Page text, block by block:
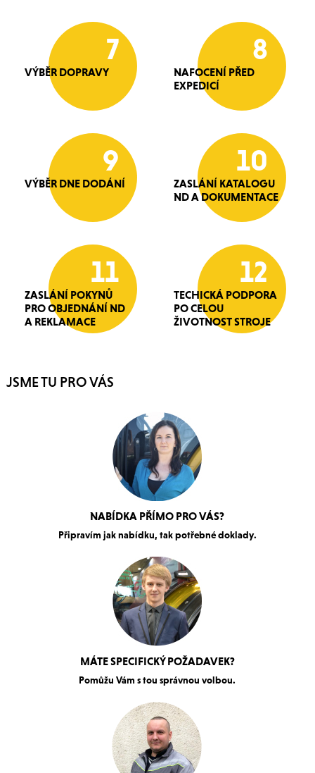
7
VÝBĚR DOPRAVY
8
NAFOCENÍ PŘED
EXPEDICÍ
9
VÝBĚR DNE DODÁNÍ
10
ZASLÁNÍ KATALOGU
ND A DOKUMENTACE
11
ZASLÁNÍ POKYNŮ
PRO OBJEDNÁNÍ ND
A REKLAMACE
12
TECHICKÁ PODPORA
PO CELOU
ŽIVOTNOST STROJE
JSME TU PRO VÁS
NABÍDKA PŘÍMO PRO VÁS?
Připravím jak nabídku, tak potřebné doklady.
MÁTE SPECIFICKÝ POŽADAVEK?
Pomůžu Vám s tou správnou volbou.